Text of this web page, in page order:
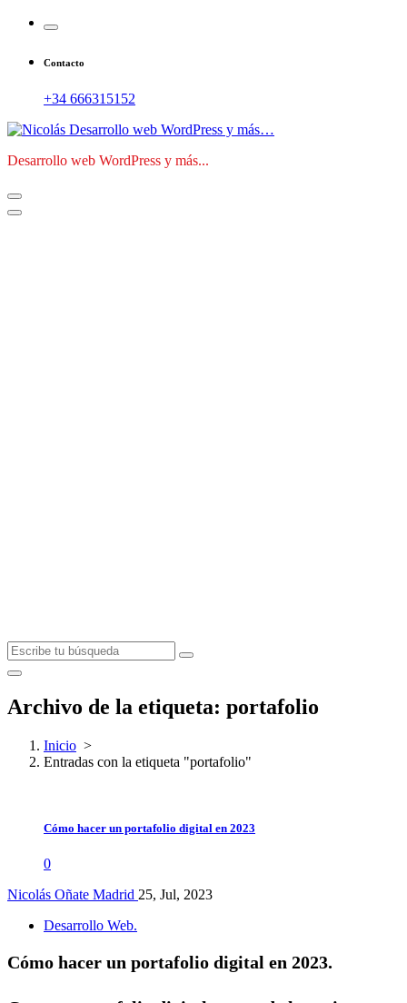
Contacto
+34 666315152
Desarrollo web WordPress y más...
Archivo de la etiqueta: portafolio
Inicio >
Entradas con la etiqueta "portafolio"
Cómo hacer un portafolio digital en 2023
0
Nicolás Oñate Madrid 25, Jul, 2023
Desarrollo Web.
Cómo hacer un portafolio digital en 2023.